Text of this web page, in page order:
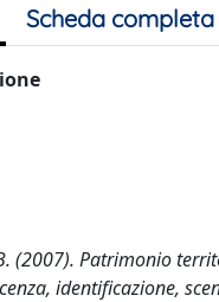
Scheda completa
(2007). Patrimonio
identificazione,